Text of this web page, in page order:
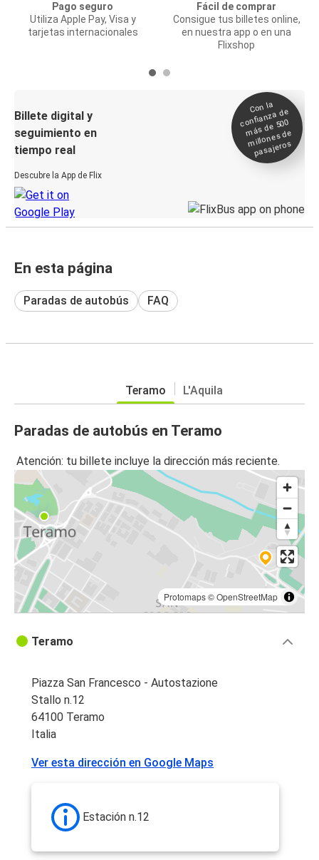
Pago seguro
Utiliza Apple Pay, Visa y
tarjetas internacionales
Fácil de comprar
Consigue tus billetes online,
en nuestra app o en una
Flixshop
Billete digital y
seguimiento en
tiempo real
Descubre la App de Flix
Con la
confianza de
más de 500
millones de
pasajeros
En esta página
Paradas de autobús FAQ
Teramo L'Aquila
Paradas de autobús en Teramo
Atención: tu billete incluye la dirección más reciente.
Protomaps©OpenStreetMap
Teramo
Piazza San Francesco - Autostazione
Stallo n.12
64100 Teramo
Italia
Ver esta dirección en Google Maps
Estación n.12